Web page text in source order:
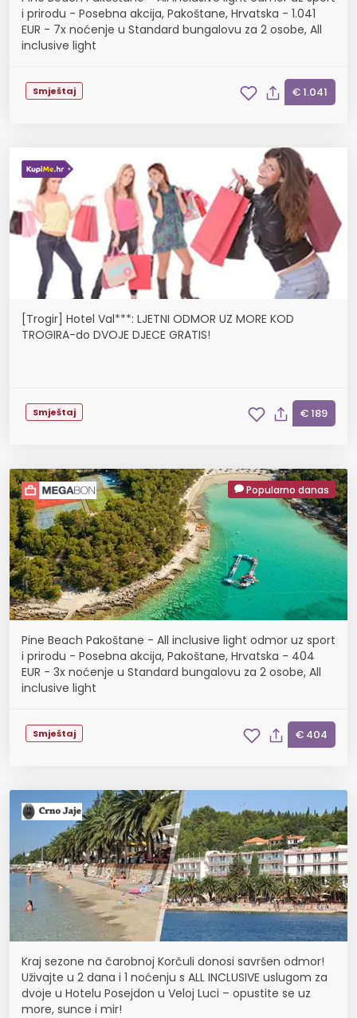
i prirodu - Posebna akcija, Pakoštane, Hrvatska - 1.041
EUR - 7x noćenje u Standard bungalovu za 2 osobe, All
inclusive light
Smještaj € 1.041
[Trogir] Hotel Val***: LJETNI ODMOR UZ MORE KOD
TROGIRA-do DVOJE DJECE GRATIS!
Smještaj € 189
Popularno danas
Pine Beach Pakoštane - All inclusive light odmor uz sport
i prirodu - Posebna akcija, Pakoštane, Hrvatska - 404
EUR - 3x noćenje u Standard bungalovu za 2 osobe, All
inclusive light
Smještaj € 404
Kraj sezone na čarobnoj Korčuli donosi savršen odmor!
Uživajte u 2 dana i 1 noćenju s ALL INCLUSIVE uslugom za
dvoje u Hotelu Posejdon u Veloj Luci – opustite se uz
more, sunce i mir!